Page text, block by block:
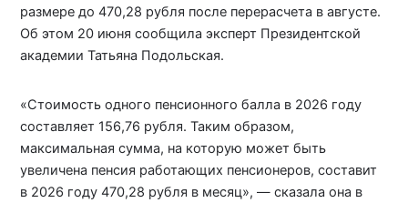
размере до 470,28 рубля после перерасчета в августе.
Об этом 20 июня сообщила эксперт Президентской
академии Татьяна Подольская.
«Стоимость одного пенсионного балла в 2026 году
составляет 156,76 рубля. Таким образом,
максимальная сумма, на которую может быть
увеличена пенсия работающих пенсионеров, составит
в 2026 году 470,28 рубля в месяц», — сказала она в